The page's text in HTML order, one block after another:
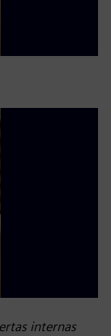
internas